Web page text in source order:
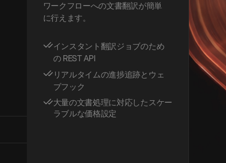
ワークフローへの文書翻訳が簡単
に行えます。
インスタント翻訳ジョブのため
の REST API
リアルタイムの進捗追跡とウェ
ブフック
大量の文書処理に対応したスケー
ラブルな価格設定